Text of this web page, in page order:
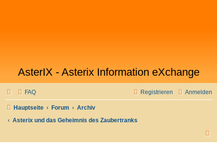
AsterIX - Asterix Information eXchange
FAQ Anmelden
Registrieren
Hauptseite Forum
Archiv
Asterix und das Geheimnis des Zaubertranks